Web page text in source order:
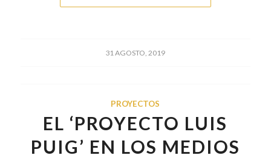
31 AGOSTO, 2019
PROYECTOS
EL ‘PROYECTO LUIS
PUIG’ EN LOS MEDIOS